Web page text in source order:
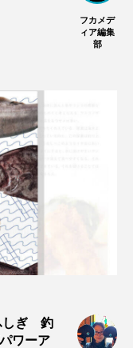
フカメデ
ィア編集
部
しぎ 釣
ワーア